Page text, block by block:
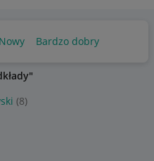
Nowy Bardzo dobry
(8)